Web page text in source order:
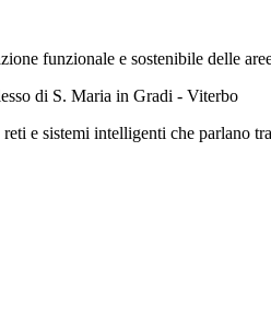
funzionale e sostenibile delle
di S. Maria in Gradi - Viterbo
e sistemi intelligenti che